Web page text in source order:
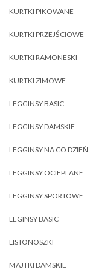
KURTKI PIKOWANE
KURTKI PRZEJŚCIOWE
KURTKI RAMONESKI
KURTKI ZIMOWE
LEGGINSY BASIC
LEGGINSY DAMSKIE
LEGGINSY NA CO DZIEŃ
LEGGINSY OCIEPLANE
LEGGINSY SPORTOWE
LEGINSY BASIC
LISTONOSZKI
MAJTKI DAMSKIE